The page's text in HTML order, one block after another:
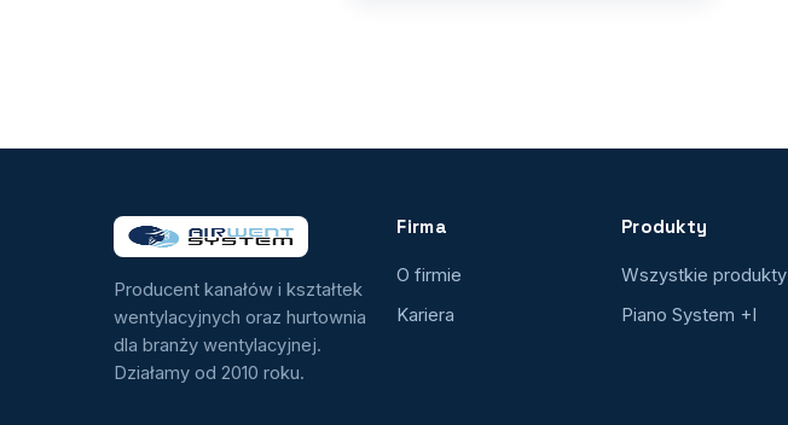
Producent kanałów i kształtek
wentylacyjnych oraz hurtownia
dla branży wentylacyjnej.
Działamy od 2010 roku.
Firma
O firmie
Kariera
Produkty
Wszystkie produkty
Piano System +I